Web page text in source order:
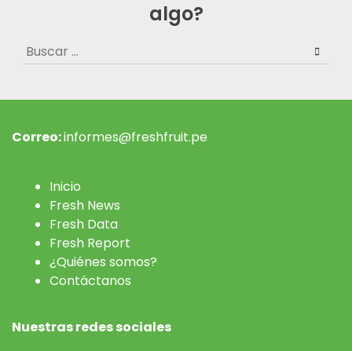
algo?
Buscar:
Correo:informes@freshfruit.pe
Inicio
Fresh News
Fresh Data
Fresh Report
¿Quiénes somos?
Contáctanos
Nuestras redes sociales